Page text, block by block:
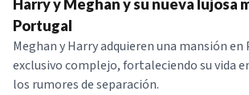
Harry y Meghan y su nueva lujosa
Portugal
Meghan y Harry adquieren una mansión
exclusivo complejo, fortaleciendo su vida
los rumores de separación.